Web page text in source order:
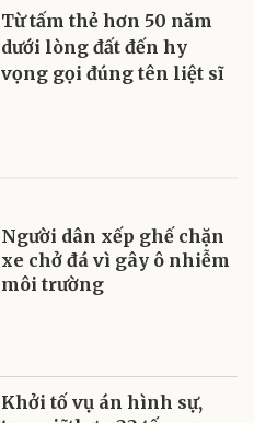
Từ tấm thẻ hơn 50 năm
dưới lòng đất đến hy
vọng gọi đúng tên liệt sĩ
Người dân xếp ghế chặn
xe chở đá vì gây ô nhiễm
môi trường
Khởi tố vụ án hình sự,